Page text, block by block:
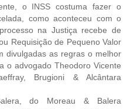
o INSS costuma fazer o
como aconteceu com o
na Justiça recebe de
Requisição de Pequeno Valor
divulgadas as regras o melhor
o advogado Theodoro Vicente
Brugioni & Alcântara
do Moreau & Balera